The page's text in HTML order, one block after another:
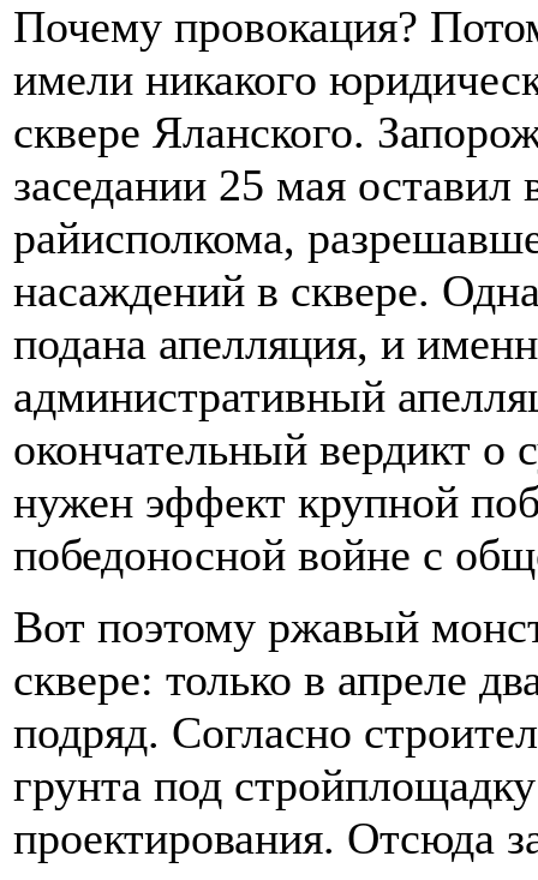
Почему провокация?
имели никакого
сквере Яланского.
заседании 25 мая
райисполкома,
насаждений в сквере.
подана апелляция, и
административный
окончательный вердикт о
нужен эффект крупной
победоносной войне с
Вот поэтому ржавый
сквере: только в апреле
подряд. Согласно
грунта под
проектирования. Отсюда